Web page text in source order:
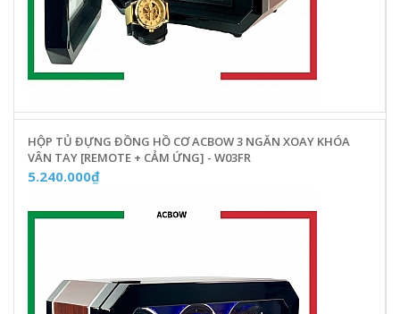
HỘP TỦ ĐỰNG ĐỒNG HỒ CƠ ACBOW 3 NGĂN XOAY KHÓA
VÂN TAY [REMOTE + CẢM ỨNG] - W03FR
5.240.000₫